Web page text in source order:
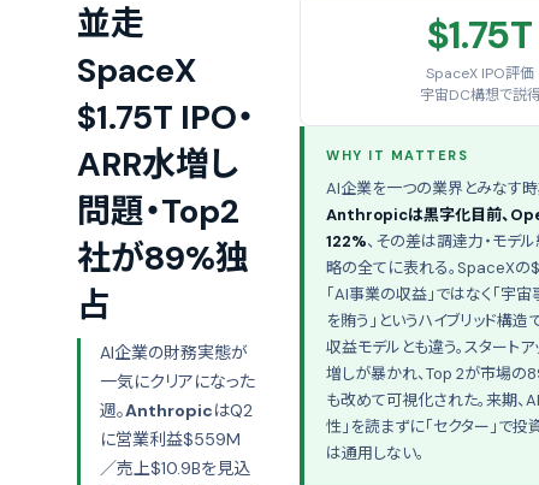
並走
SpaceX
$1.75T IPO・
ARR水増し
問題・Top2
社が89%独
占
AI企業の財務実態が
一気にクリアになった
週。AnthropicはQ2
に営業利益$559M
／売上$10.9Bを見込
$1.75T
SpaceX IPO評価
宇宙DC構想で説
WHY IT MATTERS
AI企業を一つの業界とみなす時
Anthropicは黒字化目前、
122%、その差は調達力・モデ
略の全てに表れる。SpaceXの
「AI事業の収益」ではなく「宇
を賄う」というハイブリッド構造
収益モデルとも違う。スタート
増しが暴かれ、Top 2が市場の
も改めて可視化された。来期、
性」を読まずに「セクター」で
は通用しない。